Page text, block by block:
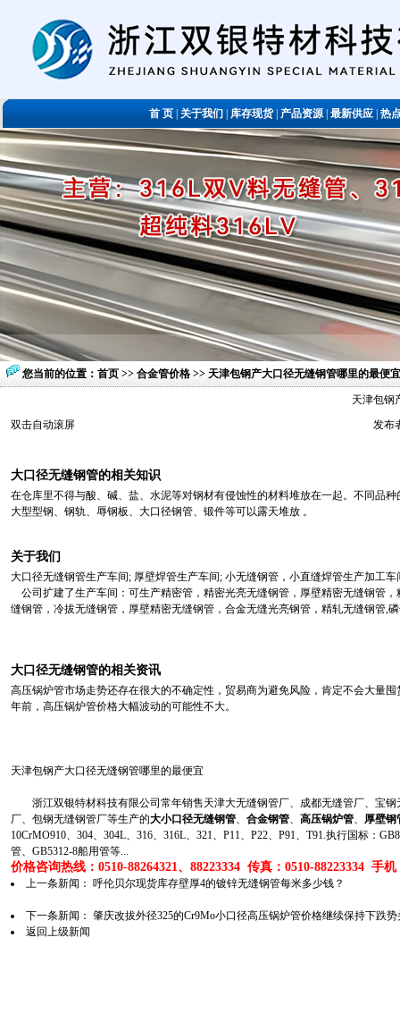
首 页关于我们库存现货|产品资源|最新供应|热
您当前的位置： 首页 >> 合金管价格 >> 天津包钢产大口径无缝钢管哪里的最便宜
天津包钢
双击自动滚屏
发布
大口径无缝钢管的相关知识
在仓库里不得与酸、碱、盐、水泥等对钢材有侵蚀性的材料堆放在一起。不同品
大型型钢、钢轨、辱钢板、大口径钢管、锻件等可以露天堆放 。
关于我们
大口径无缝钢管生产车间; 厚壁焊管生产车间; 小无缝钢管，小直缝焊管生产加工
公司扩建了生产车间：可生产精密管，精密光亮无缝钢管，厚壁精密无缝钢管
缝钢管，冷拔无缝钢管，厚壁精密无缝钢管，合金无缝光亮钢管，精轧无缝钢管,
大口径无缝钢管的相关资讯
高压锅炉管市场走势还存在很大的不确定性，贸易商为避免风险，肯定不会大量
年前，高压锅炉管价格大幅波动的可能性不大。
天津包钢产大口径无缝钢管哪里的最便宜
浙江双银特材科技有限公司常年销售天津大无缝钢管厂、成都无缝管厂、宝钢
厂、包钢无缝钢管厂等生产的大小口径无缝钢管、 合金钢管、 高压锅炉管、
厚壁钢
10CrMO910、304、304L、316、316L、321、P11、P22、P91、T91.执行国标：
管、GB5312-8船用管等...
价格咨询热线：0510-88264321、88223334 传真：0510-88223334 手机
上一条新闻： 呼伦贝尔现货库存壁厚4的镀锌无缝钢管每米多少钱？
下一条新闻： 肇庆改拔外径325的Cr9Mo小口径高压锅炉管价格继续保持下跌势
返回上级新闻